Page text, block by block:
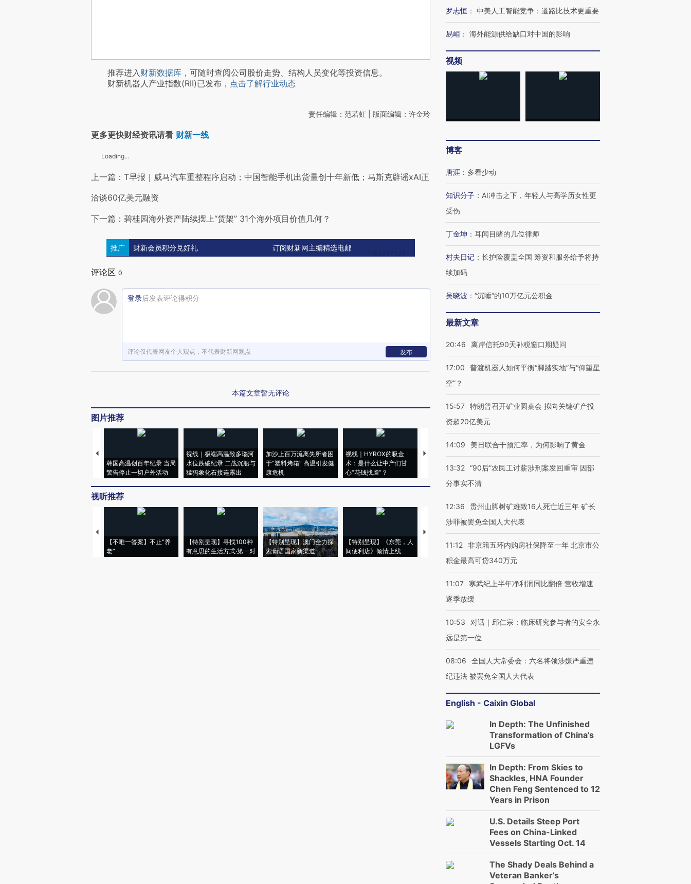
推荐进入财新数据库 ，可随时查阅公司股价走势、结构人员变化等投资信息。
财新机器人产业指数(RII)已发布， 点击了解行业动态
责任编辑：范若虹 | 版面编辑：许金玲
更多更快财经资讯请看 财新一线
Loading...
上一篇：T早报｜威马汽车重整程序启动；中国智能手机出货量创十年新低；马斯克辟谣xAI正
洽谈60亿美元融资
下一篇：碧桂园海外资产陆续摆上“货架” 31个海外项目价值几何？
推广 财新会员积分兑好礼 订阅财新网主编精选电邮
评论区 0
登录后发表评论得积分
评论仅代表网友个人观点，不代表财新网观点 发布
本篇文章暂无评论
图片推荐
韩国高温创百年纪录 当局
警告停止一切户外活动
视线｜极端高温致多瑙河
水位跌破纪录 二战沉船与
猛犸象化石接连露出
加沙上百万流离失所者困
于“塑料烤箱” 高温引发健
康危机
视线｜HYROX的吸金
术：是什么让中产们甘
心“花钱找虐”？
马航飞行员跨国走私7万
粒摇头丸 尿检体内含3种
度Z世代 用街头抗争将教
育部长拱下台
机”？难民潮撕裂西班牙
飞地休达
视听推荐
【不唯一答案】不止“养
老”
【特别呈现】寻找100种
有意思的生活方式·第一对
【特别呈现】澳门全力探
索葡语国家新渠道
【特别呈现】《东莞，人
间便利店》倾情上线
【推广】走进第四届链博
会，让数智科技“链”接产
【特别呈现】寻找100种
有意思的生活方式·第三对
【商旅对话】华住集团
CFO：不靠规模取胜，华
住三大增长引擎是什么？
罗志恒 ： 中美人工智能竞争：道路比技术更重要
易峘 ： 海外能源供给缺口对中国的影响
视频
博客
唐涯 ： 多看少动
知识分子 ： AI冲击之下，年轻人与高学历女性更
受伤
丁金坤 ： 耳闻目睹的几位律师
村夫日记 ： 长护险覆盖全国 筹资和服务给予将持
续加码
吴晓波 ： “沉睡”的10万亿元公积金
最新文章
20:46 离岸信托90天补税窗口期疑问
17:00
普渡机器人如何平衡“脚踏实地”与“仰望星
空”？
15:57 特朗普召开矿业圆桌会 拟向关键矿产投
资超20亿美元
14:09 美日联合干预汇率，为何影响了黄金
13:32 “90后”农民工讨薪涉刑案发回重审 因部
分事实不清
12:36
贵州山脚树矿难致16人死亡近三年 矿长
涉罪被罢免全国人大代表
11:12 非京籍五环内购房社保降至一年 北京市公
积金最高可贷340万元
11:07
寒武纪上半年净利润同比翻倍 营收增速
逐季放缓
10:53
对话｜邱仁宗：临床研究参与者的安全永
远是第一位
08:06
全国人大常委会：六名将领涉嫌严重违
纪违法 被罢免全国人大代表
English - Caixin Global
In Depth: The Unfinished
Transformation of China’s
LGFVs
In Depth: From Skies to
Shackles, HNA Founder
Chen Feng Sentenced to 12
Years in Prison
U.S. Details Steep Port
Fees on China-Linked
Vessels Starting Oct. 14
The Shady Deals Behind a
Veteran Banker’s